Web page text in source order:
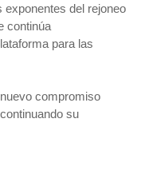
exponentes del rejoneo
continúa
para las
compromiso
su